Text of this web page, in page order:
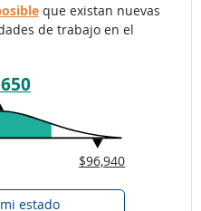
que existan nuevas
de trabajo en el
$96,940
estado